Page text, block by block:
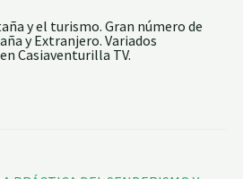
y el turismo. Gran número de
y Extranjero. Variados
Casiaventurilla TV.